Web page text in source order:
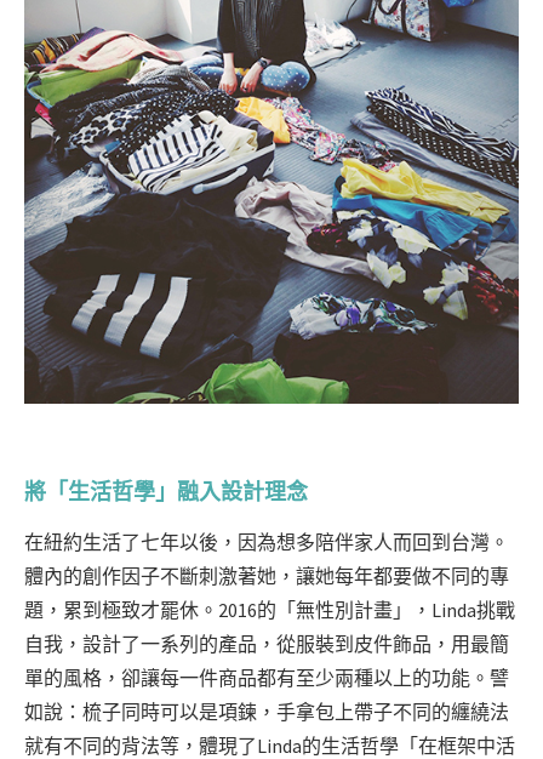
將「生活哲學」融入設計理念
在紐約生活了七年以後，因為想多陪伴家人而回到台灣。
體內的創作因子不斷刺激著她，讓她每年都要做不同的專
題，累到極致才罷休。2016的「無性別計畫」，Linda挑戰
自我，設計了一系列的產品，從服裝到皮件飾品，用最簡
單的風格，卻讓每一件商品都有至少兩種以上的功能。譬
如說：梳子同時可以是項鍊，手拿包上帶子不同的纏繞法
就有不同的背法等，體現了Linda的生活哲學「在框架中活